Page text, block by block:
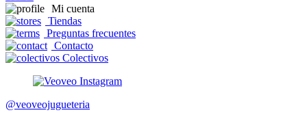
Mi cuenta
Tiendas
Preguntas frecuentes
Contacto
Colectivos
@veoveojugueteria